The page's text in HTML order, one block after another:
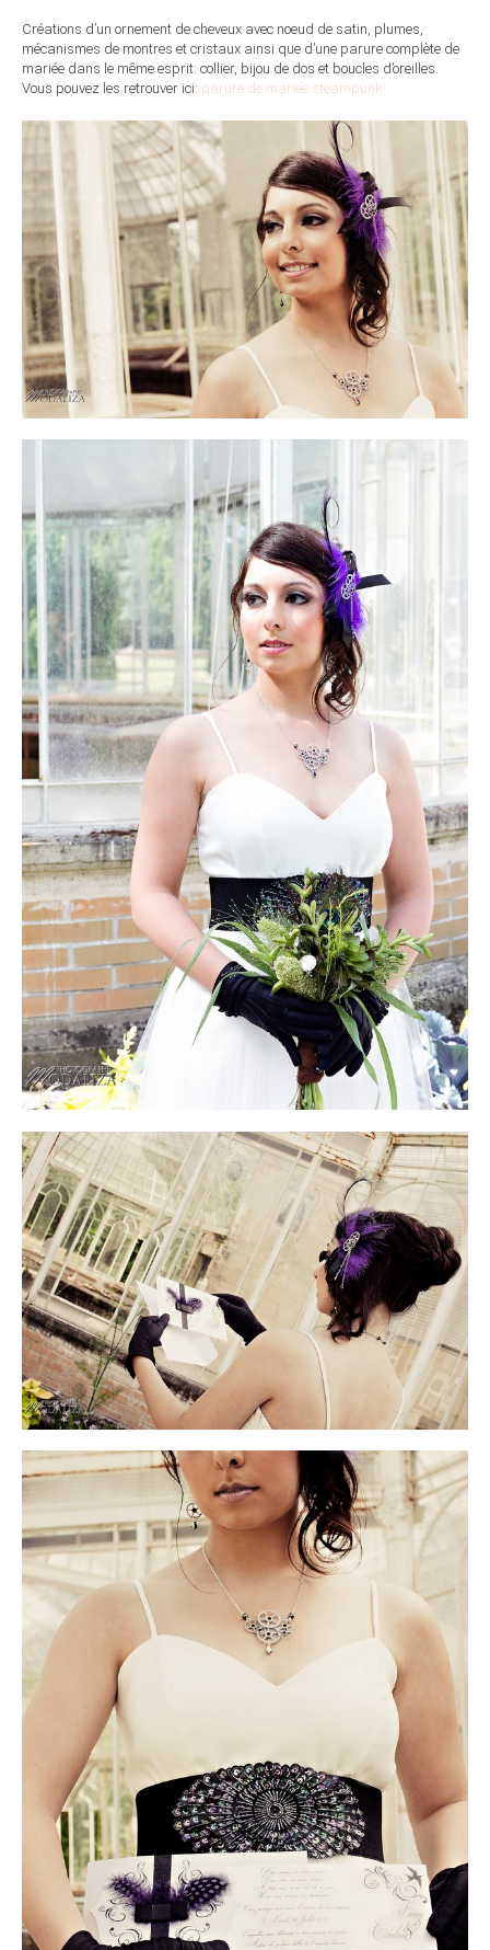
Créations d’un ornement de cheveux avec noeud de satin, plumes,
mécanismes de montres et cristaux ainsi que d’une parure complète de
mariée dans le même esprit: collier, bijou de dos et boucles d’oreilles.
Vous pouvez les retrouver ici: parure de mariée steampunk